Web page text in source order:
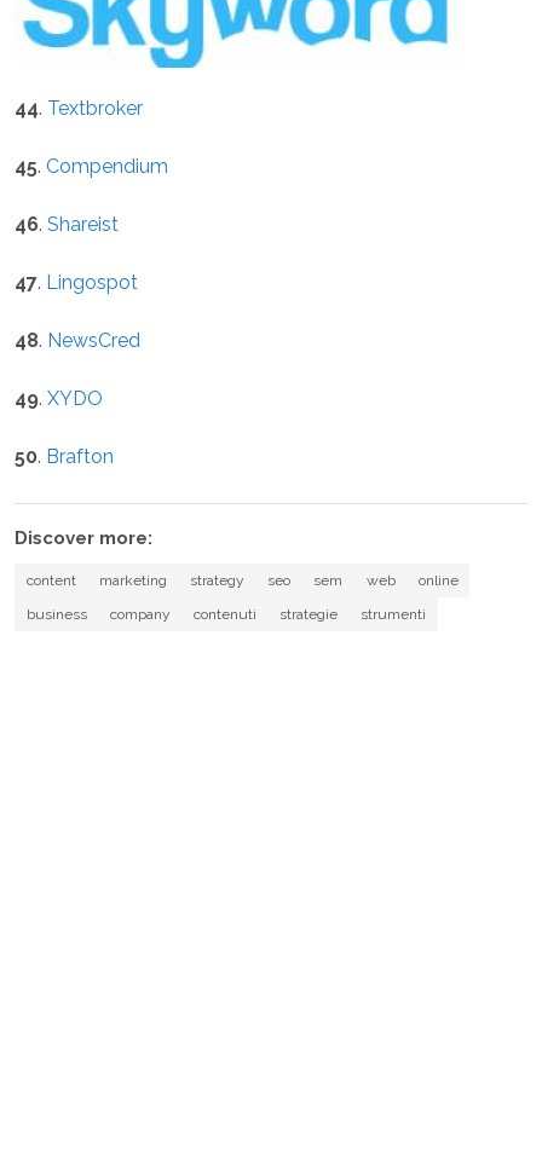
44. Textbroker
45. Compendium
46. Shareist
47. Lingospot
48. NewsCred
49. XYDO
50. Brafton
Discover more:
content marketing strategy seo sem web
online
business
company contenuti strategie strumenti